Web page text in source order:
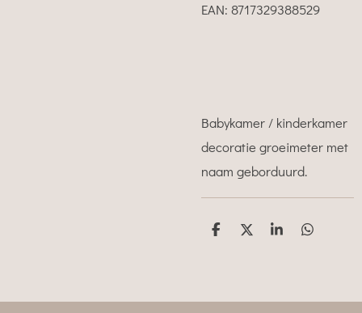
EAN: 8717329388529
Babykamer / kinderkamer
decoratie groeimeter met
naam geborduurd.
D
D
S
D